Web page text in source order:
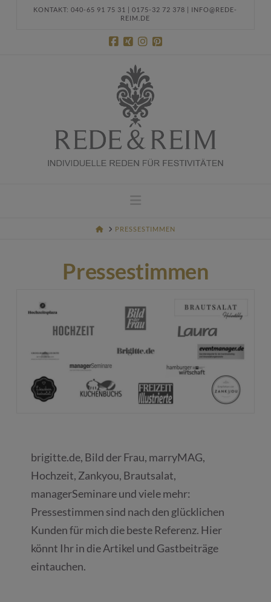
KONTAKT: 040-65 91 75 31 | 0175-32 72 378 | INFO@REDE-
REIM.DE
Navigation
HOMEPRESSESTIMMEN
Pressestimmen
brigitte.de, Bild der Frau, marryMAG,
Hochzeit, Zankyou, Brautsalat,
managerSeminare und viele mehr:
Pressestimmen sind nach den glücklichen
Kunden für mich die beste Referenz. Hier
könnt Ihr in die Artikel und Gastbeiträge
eintauchen.